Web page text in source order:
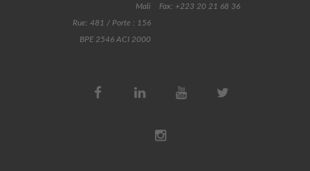
Fax: +223 20 21 68 36
Mali
Rue: 481 / Porte : 156
BPE 2546 ACI 2000